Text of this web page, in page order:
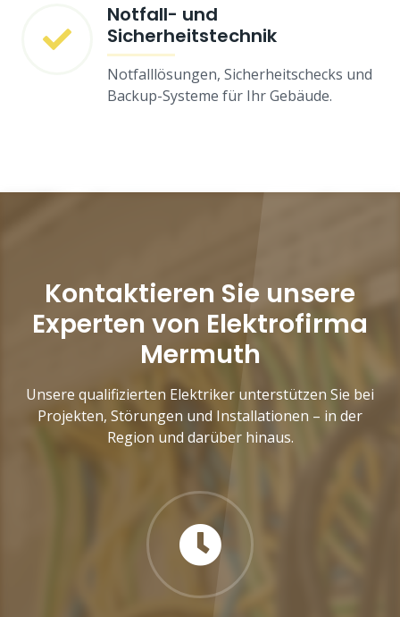
Notfall- und
Sicherheitstechnik
Notfalllösungen, Sicherheitschecks und
Backup-Systeme für Ihr Gebäude.
Kontaktieren Sie unsere
Experten von Elektrofirma
Mermuth
Unsere qualifizierten Elektriker unterstützen Sie bei
Projekten, Störungen und Installationen – in der
Region und darüber hinaus.